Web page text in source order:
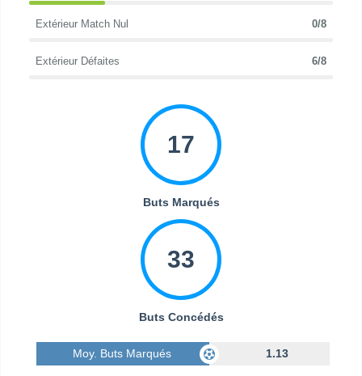
Extérieur Match Nul 0/8
Extérieur Défaites 6/8
17
Buts Marqués
33
Buts Concédés
Moy. Buts Marqués 1.13